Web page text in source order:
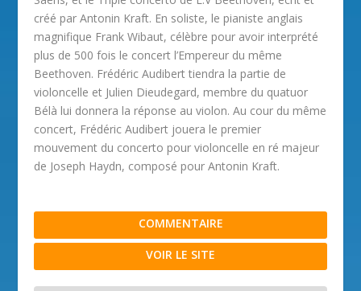
créé par Antonin Kraft. En soliste, le pianiste anglais
magnifique Frank Wibaut, célèbre pour avoir interprété
plus de 500 fois le concert l’Empereur du même
Beethoven. Frédéric Audibert tiendra la partie de
violoncelle et Julien Dieudegard, membre du quatuor
Bélà lui donnera la réponse au violon. Au cour du même
concert, Frédéric Audibert jouera le premier
mouvement du concerto pour violoncelle en ré majeur
de Joseph Haydn, composé pour Antonin Kraft.
COMMENTAIRE
VOIR LE SITE